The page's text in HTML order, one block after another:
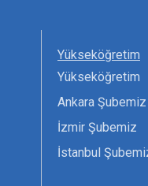
Yükseköğretim
Yükseköğretim
Ankara Şubemiz
İzmir Şubemiz
İstanbul